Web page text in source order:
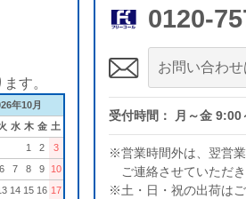
す。
年10月
水 木 金 土
1
2
3
6 7 8 9
10
14 15 16 17
0120-
お問い合わ
受付時間： 月～金 9:00
※営業時間外は、翌営
ご連絡させていただき
※土・日・祝の出荷はご